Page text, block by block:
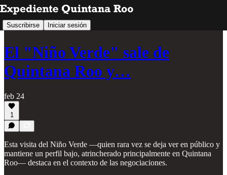
Suscribirse Iniciar sesión
El "Niño Verde" sale de
Quintana Roo y…
feb 24
1
Esta visita del Niño Verde —quien rara vez se deja ver en público y
mantiene un perfil bajo, atrincherado principalmente en Quintana
Roo— destaca en el contexto de las negociaciones.